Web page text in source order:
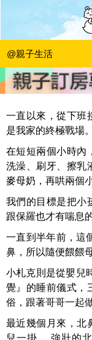
@親子生活
面對孩子層
嗎？
昔外籍新娘今美國大
一直以來，從下班
是我家的終極戰場。
在短短兩個小時內
洗澡、刷牙、擦乳
麥母奶，再哄兩個
我們的目標是把小
跟保羅也才有喘息
一直到半年前，這
鼻，所以隨便餵餵
小札克則是從嬰兒
覺』的睡前儀式，
俗，跟著哥哥一起
最近幾個月來，北
兒一掛。 強壯的